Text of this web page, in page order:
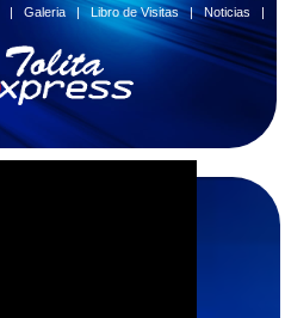
|Galeria |Libro de Visitas|Noticias |